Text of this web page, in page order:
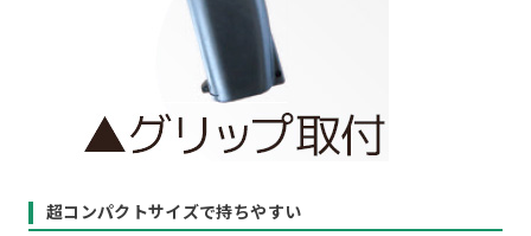
超コンパクトサイズで持ちやすい